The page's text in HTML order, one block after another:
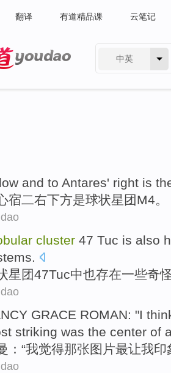
翻译 有道精品课 云笔记
中英
and to Antares' right is
宿二右下方是球状星团M4。
cluster 47 Tuc is also
.
星团47Tuc中也存在一些奇
GRACE ROMAN: "I
striking was the center of
：“我觉得那张图片最让我印